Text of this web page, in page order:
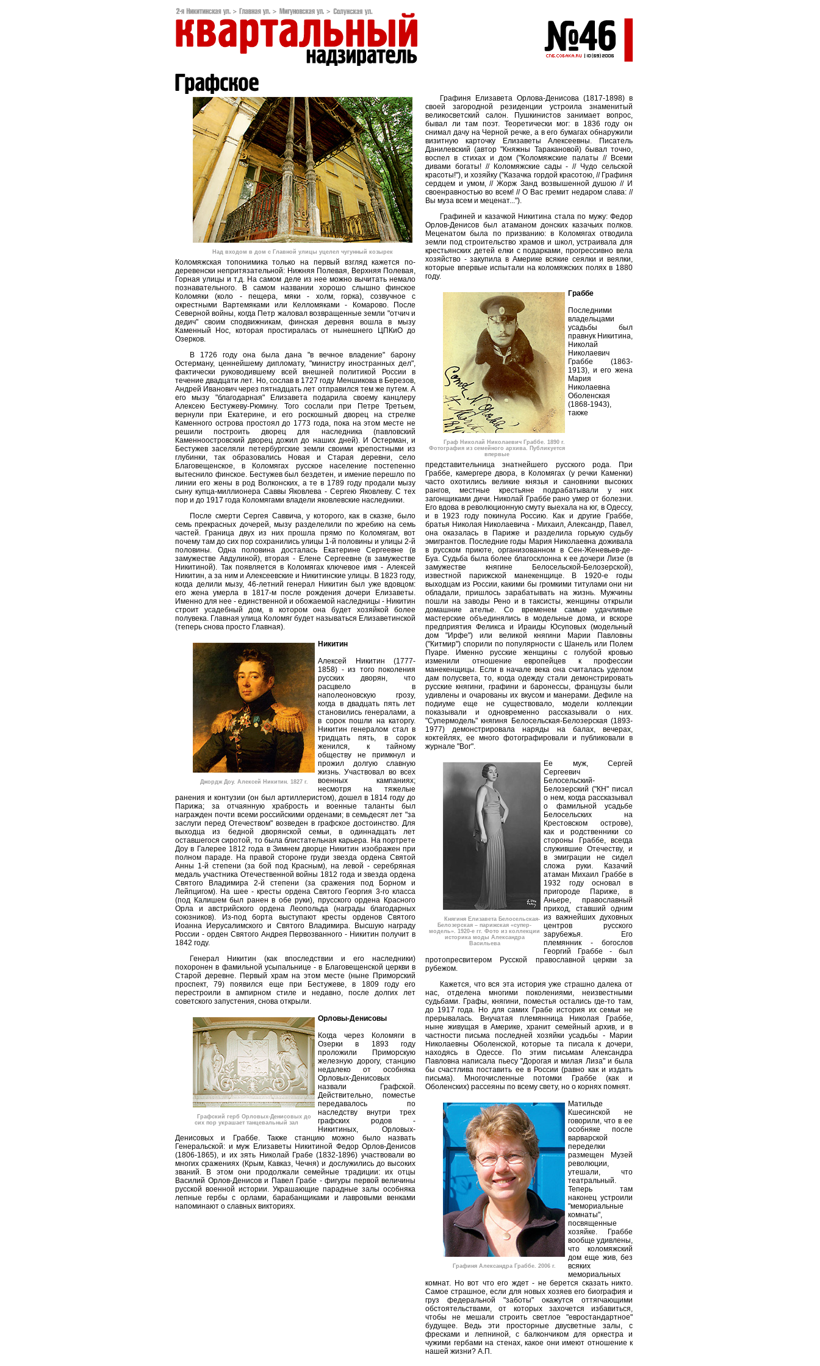
Над входом в дом с Главной улицы уцелел чугунный козырек
Коломяжская топонимика только на первый взгляд кажется по-
деревенски непритязательной: Нижняя Полевая, Верхняя Полевая,
Горная улицы и т.д. На самом деле из нее можно вычитать немало
познавательного. В самом названии хорошо слышно финское
Коломяки (коло - пещера, мяки - холм, горка), созвучное с
окрестными Вартемяками или Келломяками - Комарово. После
Северной войны, когда Петр жаловал возвращенные земли "отчич и
дедич" своим сподвижникам, финская деревня вошла в мызу
Каменный Нос, которая простиралась от нынешнего ЦПКиО до
Озерков.
В 1726 году она была дана "в вечное владение" барону
Остерману, ценнейшему дипломату, "министру иностранных дел",
фактически руководившему всей внешней политикой России в
течение двадцати лет. Но, сослав в 1727 году Меншикова в Березов,
Андрей Иванович через пятнадцать лет отправился тем же путем. А
его мызу "благодарная" Елизавета подарила своему канцлеру
Алексею Бестужеву-Рюмину. Того сослали при Петре Третьем,
вернули при Екатерине, и его роскошный дворец на стрелке
Каменного острова простоял до 1773 года, пока на этом месте не
решили построить дворец для наследника (павловский
Каменноостровский дворец дожил до наших дней). И Остерман, и
Бестужев заселяли петербургские земли своими крепостными из
глубинки, так образовались Новая и Старая деревни, село
Благовещенское, в Коломягах русское население постепенно
вытеснило финское. Бестужев был бездетен, и имение перешло по
линии его жены в род Волконских, а те в 1789 году продали мызу
сыну купца-миллионера Саввы Яковлева - Сергею Яковлеву. С тех
пор и до 1917 года Коломягами владели яковлевские наследники.
После смерти Сергея Саввича, у которого, как в сказке, было
семь прекрасных дочерей, мызу разделелили по жребию на семь
частей. Граница двух из них прошла прямо по Коломягам, вот
почему там до сих пор сохранились улицы 1-й половины и улицы 2-й
половины. Одна половина досталась Екатерине Сергеевне (в
замужестве Авдулиной), вторая - Елене Сергеевне (в замужестве
Никитиной). Так появляется в Коломягах ключевое имя - Алексей
Никитин, а за ним и Алексеевские и Никитинские улицы. В 1823 году,
когда делили мызу, 46-летний генерал Никитин был уже вдовцом:
его жена умерла в 1817-м после рождения дочери Елизаветы.
Именно для нее - единственной и обожаемой наследницы - Никитин
строит усадебный дом, в котором она будет хозяйкой более
полувека. Главная улица Коломяг будет называться Елизаветинской
(теперь снова просто Главная).
Джордж Доу. Алексей Никитин. 1827 г.
Никитин
Алексей Никитин (1777-
1858) - из того поколения
русских дворян, что
расцвело в
наполеоновскую грозу,
когда в двадцать пять лет
становились генералами, а
в сорок пошли на каторгу.
Никитин генералом стал в
тридцать пять, в сорок
женился, к тайному
обществу не примкнул и
прожил долгую славную
жизнь. Участвовал во всех
военных кампаниях;
несмотря на тяжелые
ранения и контузии (он был артиллеристом), дошел в 1814 году до
Парижа; за отчаянную храбрость и военные таланты был
награжден почти всеми российскими орденами; в семьдесят лет "за
заслуги перед Отечеством" возведен в графское достоинство. Для
выходца из бедной дворянской семьи, в одиннадцать лет
оставшегося сиротой, то была блистательная карьера. На портрете
Доу в Галерее 1812 года в Зимнем дворце Никитин изображен при
полном параде. На правой стороне груди звезда ордена Святой
Анны 1-й степени (за бой под Красным), на левой - серебряная
медаль участника Отечественной войны 1812 года и звезда ордена
Святого Владимира 2-й степени (за сражения под Борном и
Лейпцигом). На шее - кресты ордена Святого Георгия 3-го класса
(под Калишем был ранен в обе руки), прусского ордена Красного
Орла и австрийского ордена Леопольда (награды благодарных
союзников). Из-под борта выступают кресты орденов Святого
Иоанна Иерусалимского и Святого Владимира. Высшую награду
России - орден Святого Андрея Первозванного - Никитин получит в
1842 году.
Генерал Никитин (как впоследствии и его наследники)
похоронен в фамильной усыпальнице - в Благовещенской церкви в
Старой деревне. Первый храм на этом месте (ныне Приморский
проспект, 79) появился еще при Бестужеве, в 1809 году его
перестроили в ампирном стиле и недавно, после долгих лет
советского запустения, снова открыли.
Графский герб Орловых-Денисовых до
сих пор украшает танцевальный зал
Орловы-Денисовы
Когда через Коломяги в
Озерки в 1893 году
проложили Приморскую
железную дорогу, станцию
недалеко от особняка
Орловых-Денисовых
назвали Графской.
Действительно, поместье
передавалось по
наследству внутри трех
графских родов -
Никитиных, Орловых-
Денисовых и Граббе. Также станцию можно было назвать
Генеральской: и муж Елизаветы Никитиной Федор Орлов-Денисов
(1806-1865), и их зять Николай Грабе (1832-1896) участвовали во
многих сражениях (Крым, Кавказ, Чечня) и дослужились до высоких
званий. В этом они продолжали семейные традиции: их отцы
Василий Орлов-Денисов и Павел Грабе - фигуры первой величины
русской военной истории. Украшающие парадные залы особняка
лепные гербы с орлами, барабанщиками и лавровыми венками
напоминают о славных викториях.
Графиня Елизавета Орлова-Денисова (1817-1898) в
своей загородной резиденции устроила знаменитый
великосветский салон. Пушкинистов занимает вопрос,
бывал ли там поэт. Теоретически мог: в 1836 году он
снимал дачу на Черной речке, а в его бумагах обнаружили
визитную карточку Елизаветы Алексеевны. Писатель
Данилевский (автор "Княжны Таракановой) бывал точно,
воспел в стихах и дом ("Коломяжские палаты // Всеми
дивами богаты! // Коломяжские сады - // Чудо сельской
красоты!"), и хозяйку ("Казачка гордой красотою, // Графиня
сердцем и умом, // Жорж Занд возвышенной душою // И
своенравностью во всем! // О Вас гремит недаром слава: //
Вы муза всем и меценат...").
Графиней и казачкой Никитина стала по мужу: Федор
Орлов-Денисов был атаманом донских казачьих полков.
Меценатом была по призванию: в Коломягах отводила
земли под строительство храмов и школ, устраивала для
крестьянских детей елки с подарками, прогрессивно вела
хозяйство - закупила в Америке всякие сеялки и веялки,
которые впервые испытали на коломяжских полях в 1880
году.
Граф Николай Николаевич Граббе. 1890 г.
Фотография из семейного архива. Публикуется
впервые
Граббе
Последними
владельцами
усадьбы был
правнук Никитина,
Николай
Николаевич
Граббе (1863-
1913), и его жена
Мария
Николаевна
Оболенская
(1868-1943),
также
представительница знатнейшего русского рода. При
Граббе, камергере двора, в Коломягах (у речки Каменки)
часто охотились великие князья и сановники высоких
рангов, местные крестьяне подрабатывали у них
загонщиками дичи. Николай Граббе рано умер от болезни.
Его вдова в революционную смуту выехала на юг, в Одессу,
и в 1923 году покинула Россию. Как и другие Граббе,
братья Николая Николаевича - Михаил, Александр, Павел,
она оказалась в Париже и разделила горькую судьбу
эмигрантов. Последние годы Мария Николаевна доживала
в русском приюте, организованном в Сен-Женевьев-де-
Буа. Судьба была более благосклонна к ее дочери Лизе (в
замужестве княгине Белосельской-Белозерской),
известной парижской манекенщице. В 1920-е годы
выходцам из России, какими бы громкими титулами они ни
обладали, пришлось зарабатывать на жизнь. Мужчины
пошли на заводы Рено и в таксисты, женщины открыли
домашние ателье. Со временем самые удачливые
мастерские объединялись в модельные дома, и вскоре
предприятия Феликса и Ираиды Юсуповых (модельный
дом "Ирфе") или великой княгини Марии Павловны
("Китмир") спорили по популярности с Шанель или Полем
Пуаре. Именно русские женщины с голубой кровью
изменили отношение европейцев к профессии
манекенщицы. Если в начале века она считалась уделом
дам полусвета, то, когда одежду стали демонстрировать
русские княгини, графини и баронессы, французы были
удивлены и очарованы их вкусом и манерами. Дефиле на
подиуме еще не существовало, модели коллекции
показывали и одновременно рассказывали о них.
"Супермодель" княгиня Белосельская-Белозерская (1893-
1977) демонстрировала наряды на балах, вечерах,
коктейлях, ее много фотографировали и публиковали в
журнале "Вог".
Княгиня Елизавета Белосельская-
Белозерская – парижская «супер-
модель». 1920-е гг. Фото из коллекции
историка моды Александра
Васильева
Ее муж, Сергей
Сергеевич
Белосельский-
Белозерский ("КН" писал
о нем, когда рассказывал
о фамильной усадьбе
Белосельских на
Крестовском острове),
как и родственники со
стороны Граббе, всегда
служившие Отечеству, и
в эмиграции не сидел
сложа руки. Казачий
атаман Михаил Граббе в
1932 году основал в
пригороде Париже, в
Аньере, православный
приход, ставший одним
из важнейших духовных
центров русского
зарубежья. Его
племянник - богослов
Георгий Граббе - был
протопресвитером Русской православной церкви за
рубежом.
Кажется, что вся эта история уже страшно далека от
нас, отделена многими поколениями, неизвестными
судьбами. Графы, княгини, поместья остались где-то там,
до 1917 года. Но для самих Грабе история их семьи не
прерывалась. Внучатая племянница Николая Граббе,
ныне живущая в Америке, хранит семейный архив, и в
частности письма последней хозяйки усадьбы - Марии
Николаевны Оболенской, которые та писала к дочери,
находясь в Одессе. По этим письмам Александра
Павловна написала пьесу "Дорогая и милая Лиза" и была
бы счастлива поставить ее в России (равно как и издать
письма). Многочисленные потомки Граббе (как и
Оболенских) рассеяны по всему свету, но о корнях помнят.
Графиня Александра Граббе. 2006 г.
Матильде
Кшесинской не
говорили, что в ее
особняке после
варварской
переделки
размещен Музей
революции,
утешали, что
театральный.
Теперь там
наконец устроили
"мемориальные
комнаты",
посвященные
хозяйке. Граббе
вообще удивлены,
что коломяжский
дом еще жив, без
всяких
мемориальных
комнат. Но вот что его ждет - не берется сказать никто.
Самое страшное, если для новых хозяев его биография и
груз федеральной "заботы" окажутся оттягчающими
обстоятельствами, от которых захочется избавиться,
чтобы не мешали строить светлое "евростандартное"
будущее. Ведь эти просторные двусветные залы, с
фресками и лепниной, с балкончиком для оркестра и
чужими гербами на стенах, какое они имеют отношение к
нашей жизни? А.П.